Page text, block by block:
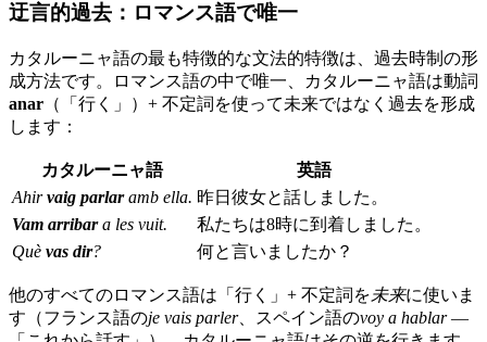
迂言的過去：ロマンス語で唯一
カタルーニャ語の最も特徴的な文法的特徴は、過去時制の形
成方法です。ロマンス語の中で唯一、カタルーニャ語は動詞
anar （「行く」）+ 不定詞を使って未来ではなく過去を形成
します：
カタルーニャ語
英語
Ahirvaig parlaramb ella. 昨日彼女と話しました。
Vam arribara les vuit.
私たちは8時に到着しました。
Què vas dir? 何と言いましたか？
他のすべてのロマンス語は「行く」+ 不定詞を未来に使いま
す（フランス語のje vais parler、スペイン語のvoy a hablar—